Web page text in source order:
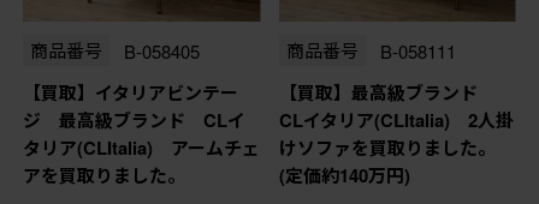
商品番号 B-058405
【買取】イタリアビンテー
ジ 最高級ブランド CLイ
タリア(CLItalia) アームチェ
アを買取りました。
商品番号 B-058111
【買取】最高級ブランド
CLイタリア(CLItalia) 2人掛
けソファを買取りました。
(定価約140万円)